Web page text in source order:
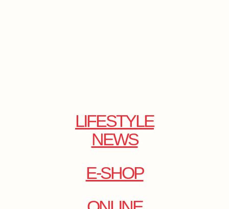
LIFESTYLE
NEWS
E-SHOP